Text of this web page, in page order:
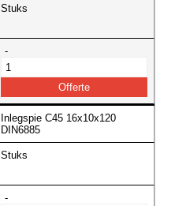
Stuks
-
Inlegspie C45 16x10x120
DIN6885
Stuks
-